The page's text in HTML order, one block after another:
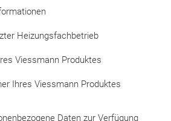
Heizungsfachbetrieb
Viessmann Produktes
Ihres Viessmann Produktes
Daten zur Verfügung